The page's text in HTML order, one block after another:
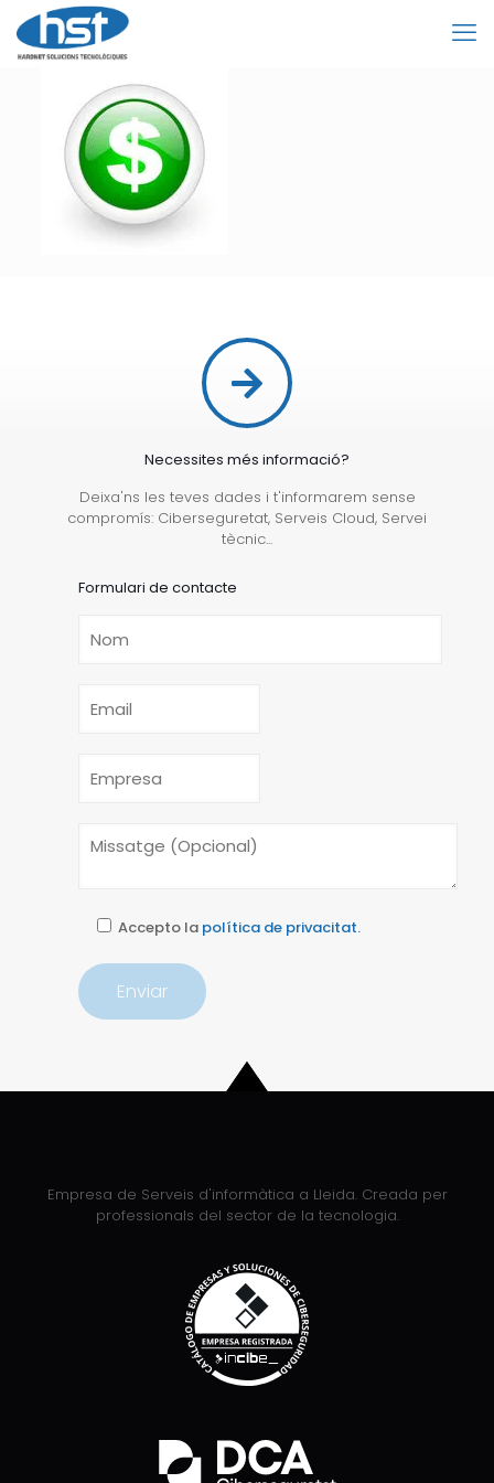
Necessites més informació?
Deixa'ns les teves dades i t'informarem sense
compromís: Ciberseguretat, Serveis Cloud, Servei
tècnic...
Formulari de contacte
Accepto la política de privacitat.
Empresa de Serveis d'informàtica a Lleida. Creada per
professionals del sector de la tecnologia.